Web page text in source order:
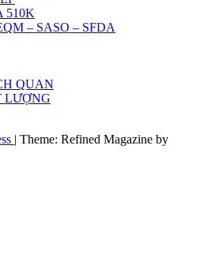
510K
– SASO – SFDA
QUAN
LƯỢNG
| Theme: Refined Magazine by